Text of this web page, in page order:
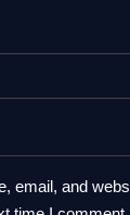
email, and